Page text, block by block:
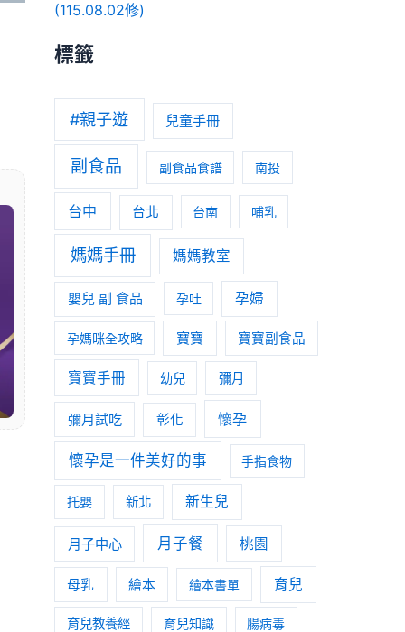
(115.08.02修)
標籤
#親子遊 兒童手冊
副食品 副食品食譜 南投
台中 台北 台南 哺乳
媽媽手冊 媽媽教室
嬰兒 副 食品 孕吐 孕婦
孕媽咪全攻略 寶寶 寶寶副食品
寶寶手冊 幼兒 彌月
彌月試吃 彰化 懷孕
懷孕是一件美好的事 手指食物
托嬰 新北 新生兒
月子中心 月子餐 桃園
母乳 繪本 繪本書單 育兒
育兒教養經 育兒知識 腸病毒